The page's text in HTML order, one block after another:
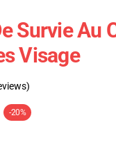
Survie Au
Visage
-20%